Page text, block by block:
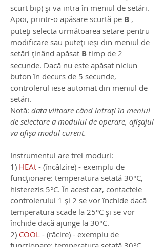
scurt bip) și va intra în meniul de setări.
Apoi, printr-o apăsare scurtă pe B ,
puteți selecta următoarea setare pentru
modificare sau puteți ieși din meniul de
setări ținând apăsat B timp de 2
secunde. Dacă nu este apăsat niciun
buton în decurs de 5 secunde,
controlerul iese automat din meniul de
setări.
Notă: data viitoare când intrați în meniul
de selectare a modului de operare, afișajul
va afișa modul curent.
Instrumentul are trei moduri:
1) HEAt - (încălzire) - exemplu de
funcționare: temperatura setată 30°C,
histerezis 5°C. În acest caz, contactele
controlerului 1 și 2 se vor închide dacă
temperatura scade la 25°C și se vor
închide dacă ajunge la 30°C.
2) COOL - (răcire) - exemplu de